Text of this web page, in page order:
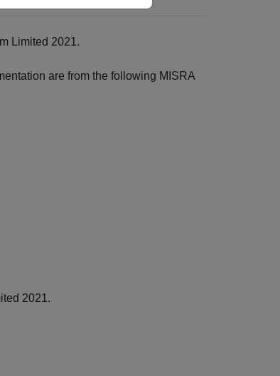
Limited 2021.
are from the following MISRA
2021.